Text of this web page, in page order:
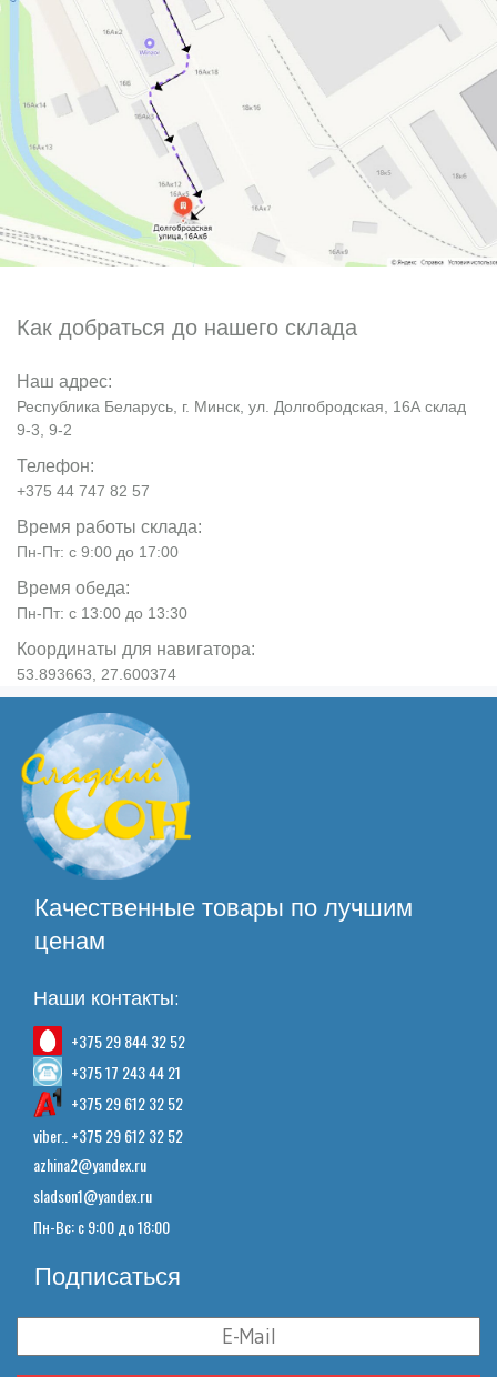
Как добраться до нашего склада
Наш адрес:
Республика Беларусь, г. Минск, ул. Долгобродская, 16А склад
9-3, 9-2
Телефон:
+375 44 747 82 57
Время работы склада:
Пн-Пт: с 9:00 до 17:00
Время обеда:
Пн-Пт: с 13:00 до 13:30
Координаты для навигатора:
53.893663, 27.600374
Качественные товары по лучшим
ценам
Наши контакты:
+375 29 844 32 52
+375 17 243 44 21
+375 29 612 32 52
viber.. +375 29 612 32 52
azhina2@yandex.ru
sladson1@yandex.ru
Пн-Вс: с 9:00 до 18:00
Подписаться